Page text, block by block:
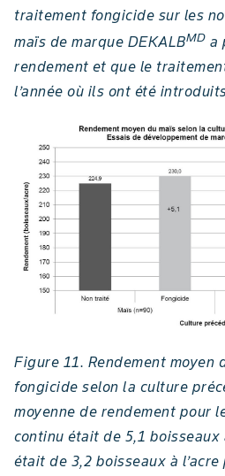
traitement fongicide sur les
maïs de marque DEKALBMD a
rendement et que le
l’année où ils ont été
Figure 11. Rendement moyen
fongicide selon la culture
moyenne de rendement pour
continu était de 5,1 boisseaux
était de 3,2 boisseaux à